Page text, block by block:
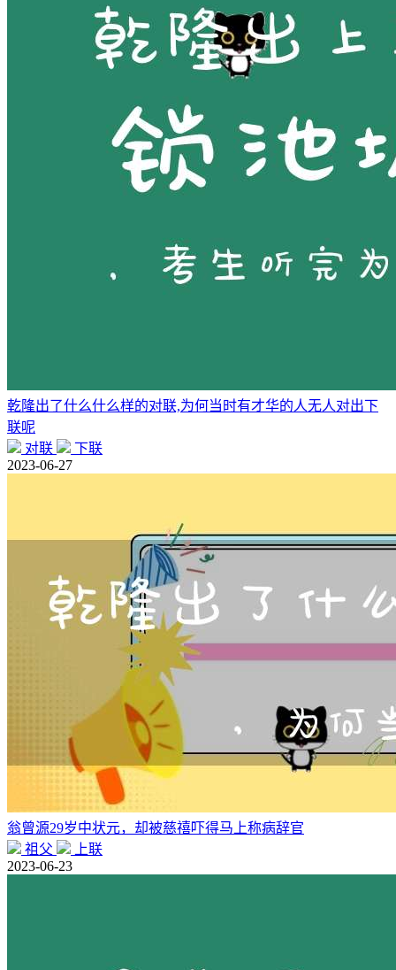
乾隆出了什么什么样的对联,为何当时有才华的人无人对出下
联呢
对联
下联
2023-06-27
翁曾源29岁中状元，却被慈禧吓得马上称病辞官
祖父
上联
2023-06-23